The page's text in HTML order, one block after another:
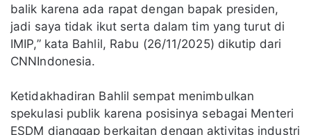
balik karena ada rapat dengan bapak presiden,
jadi saya tidak ikut serta dalam tim yang turut di
IMIP,” kata Bahlil, Rabu (26/11/2025) dikutip dari
CNNIndonesia.
Ketidakhadiran Bahlil sempat menimbulkan
spekulasi publik karena posisinya sebagai Menteri
ESDM dianggap berkaitan dengan aktivitas industri